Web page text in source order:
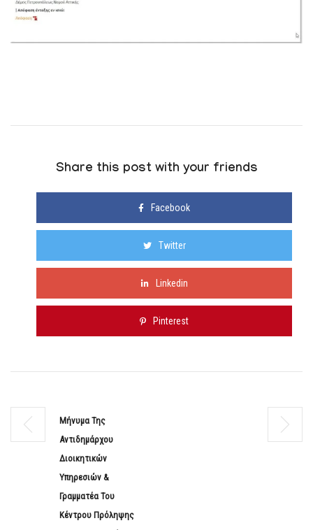
Share this post with your friends
Facebook
Twitter
Linkedin
Pinterest
Μήνυμα Της
Αντιδημάρχου
Διοικητικών
Υπηρεσιών &
Γραμματέα Του
Κέντρου Πρόληψης